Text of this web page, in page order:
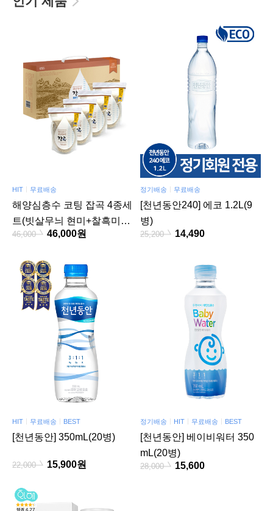
HIT 무료배송
해양심층수 코팅 잡곡 4종세
트(빗살무늬 현미+찰흑미
+혼합15곡 각 1kg+기장 500
46,000 46,000원
정기배송 무료배송
[천년동안240] 에코 1.2L(9
병)
25,200 14,490
HIT 무료배송 BEST
[천년동안] 350mL(20병)
22,000 15,900원
정기배송 HIT 무료배송 BEST
[천년동안] 베이비워터 350
mL(20병)
28,000 15,600